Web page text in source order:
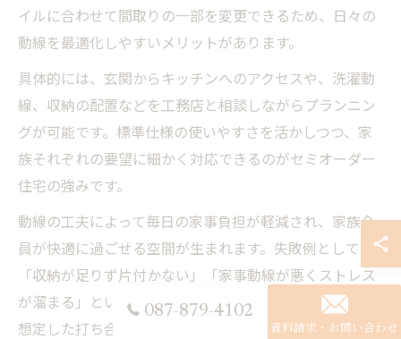
イルに合わせて間取りの一部を変更できるため、日々の
動線を最適化しやすいメリットがあります。
具体的には、玄関からキッチンへのアクセスや、洗濯動
線、収納の配置などを工務店と相談しながらプランニン
グが可能です。標準仕様の使いやすさを活かしつつ、家
族それぞれの要望に細かく対応できるのがセミオーダー
住宅の強みです。
動線の工夫によって毎日の家事負担が軽減され、家族全
員が快適に過ごせる空間が生まれます。失敗例として
「収納が足りず片付かない」「家事動線が悪くストレス
が溜まる」といった声もあるため、事前に生活シーンを
想定した打ち合わせが重要です。
087-879-4102
資料請求・お問い合わせ